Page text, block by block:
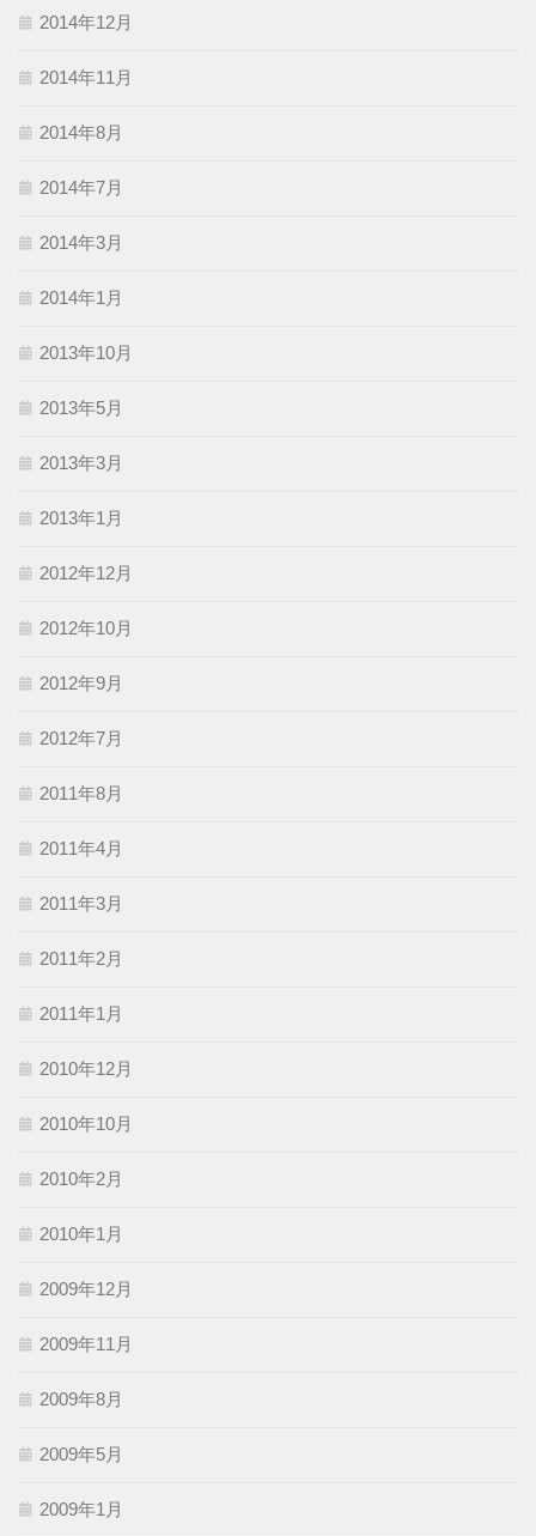
2014年12月
2014年11月
2014年8月
2014年7月
2014年3月
2014年1月
2013年10月
2013年5月
2013年3月
2013年1月
2012年12月
2012年10月
2012年9月
2012年7月
2011年8月
2011年4月
2011年3月
2011年2月
2011年1月
2010年12月
2010年10月
2010年2月
2010年1月
2009年12月
2009年11月
2009年8月
2009年5月
2009年1月